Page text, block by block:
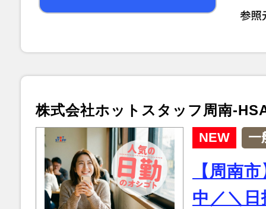
株式会社ホットスタッフ周南-
NEW 一
【周南
中／＼